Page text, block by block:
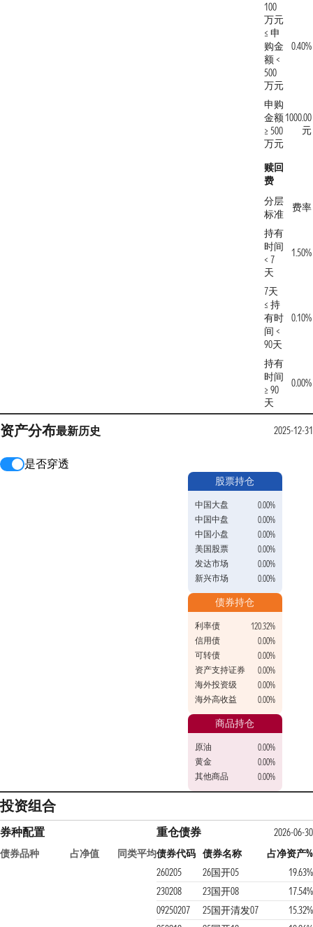
100
万元
≤ 申
购金
额 <
500
万元
0.40%
申购
金额
≥ 500
万元
1000.00
元
赎回
费
分层
标准
费率
持有
时间
< 7
天
1.50%
7天
≤ 持
有时
间 <
90天
0.10%
持有
时间
≥ 90
天
0.00%
资产分布最新历史 2025-12-31
是否穿透
股票持仓
中国大盘
0.00%
中国中盘
0.00%
中国小盘
0.00%
美国股票
0.00%
发达市场
0.00%
新兴市场
0.00%
债券持仓
利率债
120.32%
信用债
0.00%
可转债
0.00%
资产支持证券
0.00%
海外投资级
0.00%
海外高收益
0.00%
商品持仓
原油
0.00%
黄金
0.00%
其他商品
0.00%
投资组合
券种配置
债券品种 占净值 同类平均
重仓债券
2026-06-30
债券代码 债券名称
占净资产%
260205
26国开05
19.63%
230208
23国开08
17.54%
09250207
25国开清发07
15.32%